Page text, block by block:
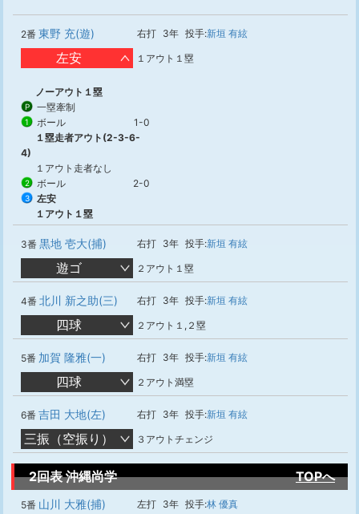
2番 東野 充(遊) 右打 3年 投手:新垣 有絃
左安 １アウト１塁
ノーアウト１塁
P 一塁牽制
1 ボール
1-0
１塁走者アウト(2-3-6-
4)
１アウト走者なし
2 ボール 2-0
3
左安
１アウト１塁
3番 黒地 壱大(捕) 右打 3年 投手:新垣 有絃
遊ゴ ２アウト１塁
4番 北川 新之助(三) 右打 3年 投手:新垣 有絃
四球 ２アウト１,２塁
5番 加賀 隆雅(一) 右打 3年 投手:新垣 有絃
四球 ２アウト満塁
6番 吉田 大地(左) 右打 3年 投手:新垣 有絃
三振（空振り） ３アウトチェンジ
2回表 沖縄尚学 TOPへ
5番 山川 大雅(捕) 左打 3年 投手:林 優真